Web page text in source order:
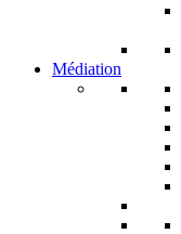
Médiation